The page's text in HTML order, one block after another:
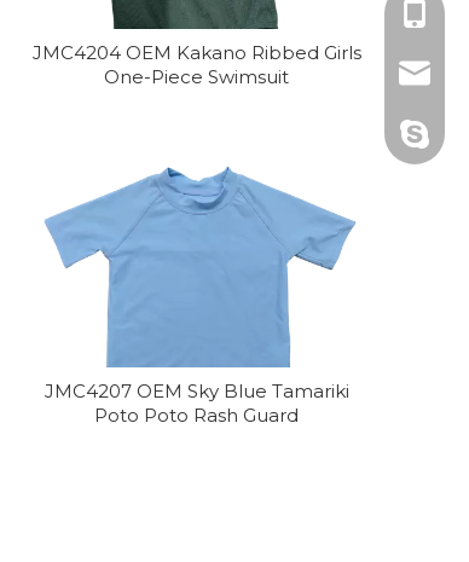
JMC4204 OEM Kakano Ribbed Girls
One-Piece Swimsuit
JMC4207 OEM Sky Blue Tamariki
Poto Poto Rash Guard
+86 25